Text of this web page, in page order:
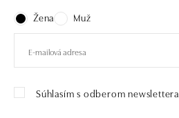
Žena
Muž
Súhlasím s odberom newslettera